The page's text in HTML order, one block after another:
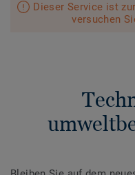
Dieser Service ist
versuchen